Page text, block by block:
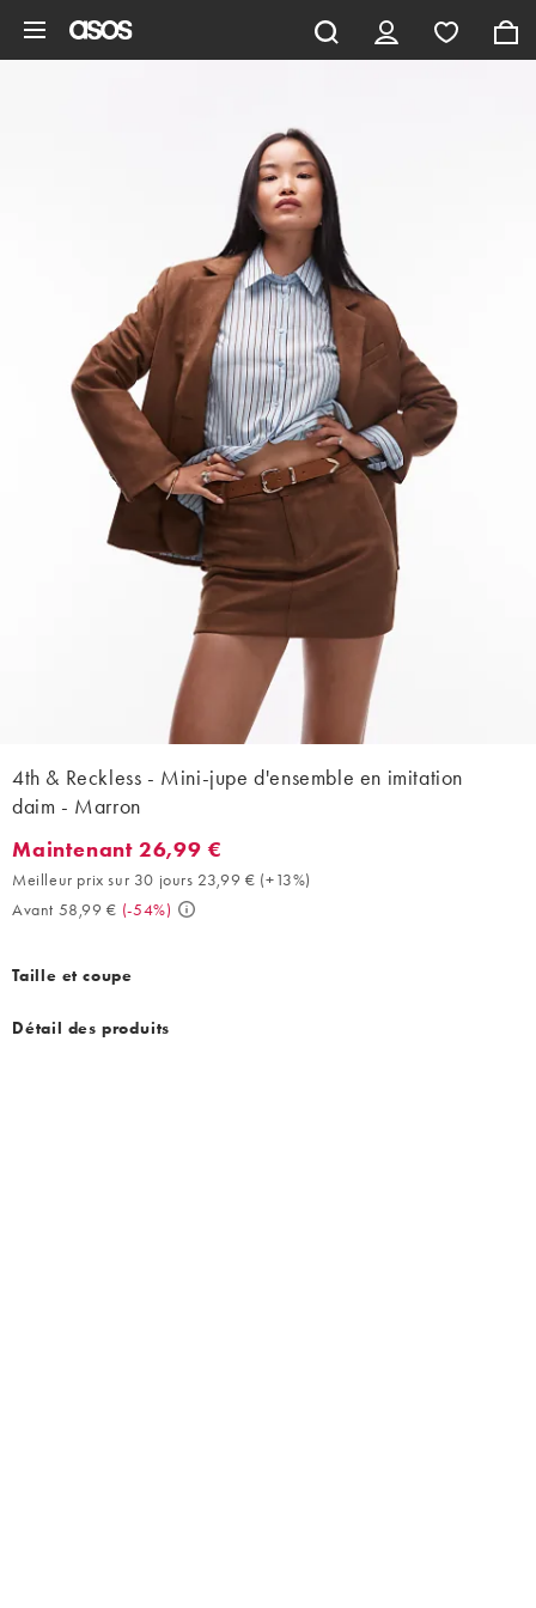
4th & Reckless - Mini-jupe d'ensemble en imitation
daim - Marron
Maintenant 26,99 €. Meilleur prix sur 30 jours 23,99 € (+13%).
Maintenant 26,99 €
Meilleur prix sur 30 jours 23,99 € (+13%)
Avant 58,99 € (-54%)
Taille et coupe
Détail des produits